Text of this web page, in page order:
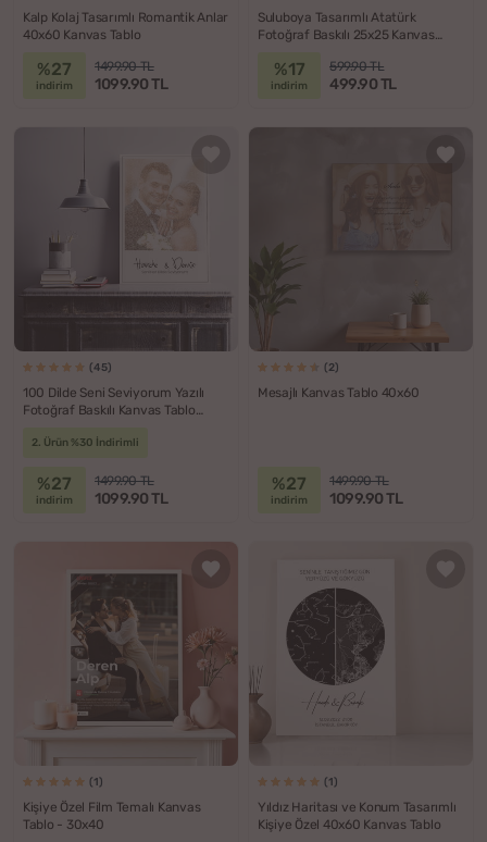
Kalp Kolaj Tasarımlı Romantik Anlar
40x60 Kanvas Tablo
%27
indirim
1499.90 TL
1099.90 TL
Suluboya Tasarımlı Atatürk
Fotoğraf Baskılı 25x25 Kanvas
%17
indirim
599.90 TL
499.90 TL
(45)
100 Dilde Seni Seviyorum Yazılı
Fotoğraf Baskılı Kanvas Tablo
2. Ürün %30 İndirimli
%27
indirim
1499.90 TL
1099.90 TL
(2)
Mesajlı Kanvas Tablo 40x60
%27
indirim
1499.90 TL
1099.90 TL
(1)
Kişiye Özel Film Temalı Kanvas
Tablo - 30x40
(1)
Yıldız Haritası ve Konum Tasarımlı
Kişiye Özel 40x60 Kanvas Tablo